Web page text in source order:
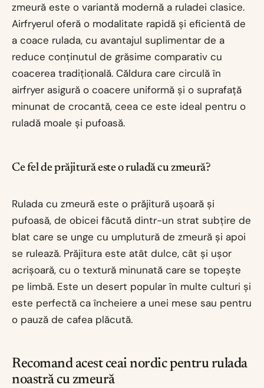
zmeură este o variantă modernă a ruladei clasice.
Airfryerul oferă o modalitate rapidă și eficientă de
a coace rulada, cu avantajul suplimentar de a
reduce conținutul de grăsime comparativ cu
coacerea tradițională. Căldura care circulă în
airfryer asigură o coacere uniformă și o suprafață
minunat de crocantă, ceea ce este ideal pentru o
ruladă moale și pufoasă.
Ce fel de prăjitură este o ruladă cu zmeură?
Rulada cu zmeură este o prăjitură ușoară și
pufoasă, de obicei făcută dintr-un strat subțire de
blat care se unge cu umplutură de zmeură și apoi
se rulează. Prăjitura este atât dulce, cât și ușor
acrișoară, cu o textură minunată care se topește
pe limbă. Este un desert popular în multe culturi și
este perfectă ca încheiere a unei mese sau pentru
o pauză de cafea plăcută.
Recomand acest ceai nordic pentru rulada
noastră cu zmeură